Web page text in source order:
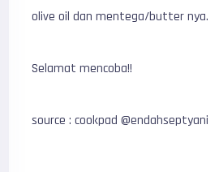
olive oil dan mentega/butter nya.
Selamat mencoba!!
source : cookpad @endahseptyani